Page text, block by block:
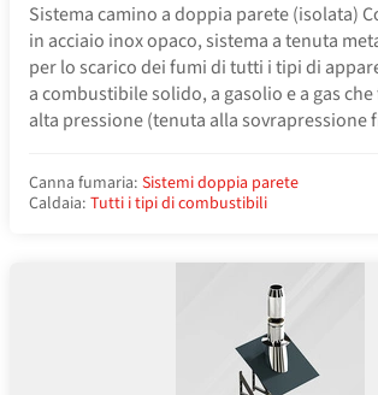
Sistema camino a doppia parete (isolata)
in acciaio inox opaco, sistema a tenuta
per lo scarico dei fumi di tutti i tipi di
a combustibile solido, a gasolio e a gas
alta pressione (tenuta alla sovrapressione
Canna fumaria: Sistemi doppia parete
Caldaia: Tutti i tipi di combustibili